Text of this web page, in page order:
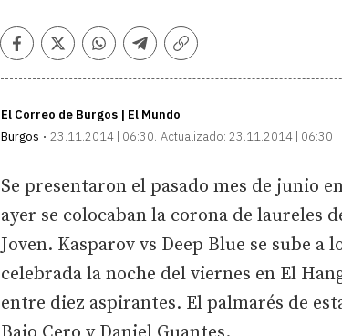
Facebook
TwitterWhatsapp
Telegram
Copiar
El Correo de Burgos | El Mundo
Burgos
23.11.2014 | 06:30 Actualizado: 23.11.2014 | 06:30
Se presentaron el pasado mes de junio
ayer se colocaban la corona de laureles
Joven. Kasparov vs Deep Blue se sube
celebrada la noche del viernes en El
entre diez aspirantes. El palmarés de